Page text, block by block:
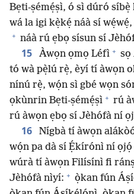
Bẹti-ṣémẹ́ṣì, ó sì dúró
wá la igi kẹ̀kẹ́ náà sí
+ náà rú ẹbọ sísun sí
15 Àwọn ọmọ Léfì + sọ
tó wà pẹ̀lú rẹ̀, èyí tí àwọn
nínú rẹ̀, wọ́n sì gbé wọn
ọkùnrin Bẹti-ṣémẹ́ṣì + rú
rú àwọn ẹbọ sí Jèhófà ní
16
Nígbà tí àwọn
wọ́n pa dà sí Ẹ́kírónì ní ọjọ́
wúrà tí àwọn Filísínì fi
Jèhófà nìyí: + ọ̀kan fún